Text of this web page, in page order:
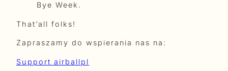
Bye Week.
That’all folks!
Zapraszamy do wspierania nas na:
Support airballpl